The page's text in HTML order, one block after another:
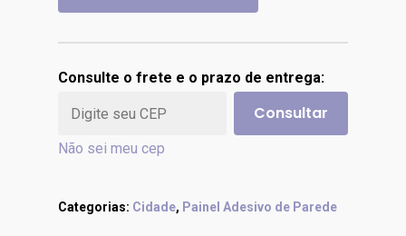
Consulte o frete e o prazo de entrega:
Consultar
Não sei meu cep
Categorias: Cidade, Painel Adesivo de Parede